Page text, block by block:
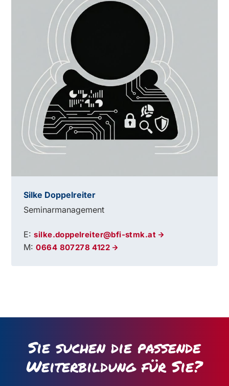
Silke Doppelreiter
Seminarmanagement
E:silke.doppelreiter@bfi-stmk.at
M:0664 807278 4122
Sie suchen die passende
Weiterbildung für Sie?